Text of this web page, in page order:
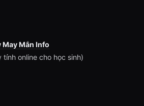
May Mắn Info
tính online cho học sinh)